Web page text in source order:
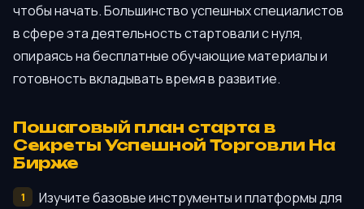
чтобы начать. Большинство успешных специалистов
в сфере эта деятельность стартовали с нуля,
опираясь на бесплатные обучающие материалы и
готовность вкладывать время в развитие.
Пошаговый план старта в
Секреты Успешной Торговли На
Бирже
Изучите базовые инструменты и платформы для